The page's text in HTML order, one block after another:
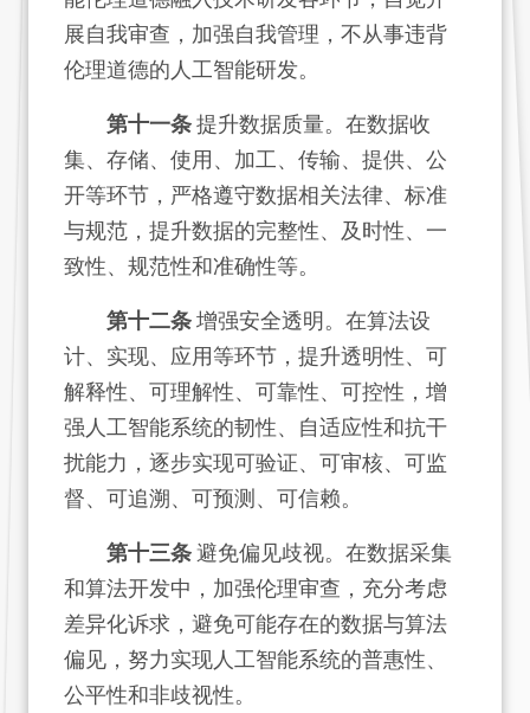
展自我审查，加强自我管理，不从事违背
伦理道德的人工智能研发。
第十一条提升数据质量。在数据收
集、存储、使用、加工、传输、提供、公
开等环节，严格遵守数据相关法律、标准
与规范，提升数据的完整性、及时性、一
致性、规范性和准确性等。
第十二条增强安全透明。在算法设
计、实现、应用等环节，提升透明性、可
解释性、可理解性、可靠性、可控性，增
强人工智能系统的韧性、自适应性和抗干
扰能力，逐步实现可验证、可审核、可监
督、可追溯、可预测、可信赖。
第十三条避免偏见歧视。在数据采集
和算法开发中，加强伦理审查，充分考虑
差异化诉求，避免可能存在的数据与算法
偏见，努力实现人工智能系统的普惠性、
公平性和非歧视性。